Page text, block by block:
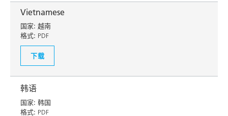
Vietnamese
国家: 越南
格式: PDF
下载
韩语
国家: 韩国
格式: PDF